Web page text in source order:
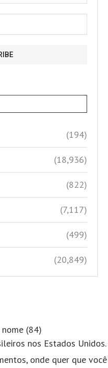
(194)
(18,936)
(822)
(7,117)
(499)
(20,849)
nos Estados Unidos.
onde quer que você